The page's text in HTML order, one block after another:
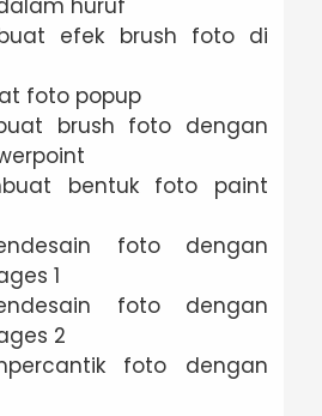
huruf
efek brush foto di
foto popup
brush foto dengan
bentuk foto paint
foto dengan
1
foto dengan
2
foto dengan